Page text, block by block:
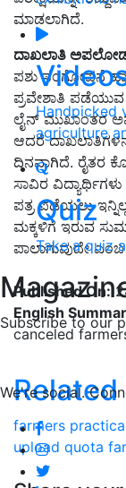
Handpicked
agriculture
Quiz
Take a quiz
Subscribe to our
We're social.
ಮಾಡಲಾಗಿದೆ.
ದಾಖಲಾತಿ
ಪಶು ಸಂಗೋಪನೆ
ಪ್ರವೇಶಾತಿ
ಲೈನ್‌ ಮುಖಾಂತರ
ಆದರೆ
ದಿನವಾಗಿದೆ. ರೈತರ
ಸಾವಿರ
ಪತ್ರ ಪಡೆಯಲು
ಮಕ್ಕಳಿಗೆ ಇರುವ
ಪಾಲಾಗುವುದೇ
Published On:
English
canceled
Related
farmers
upload quota